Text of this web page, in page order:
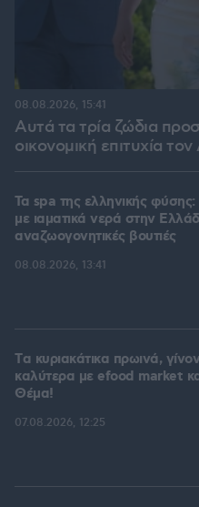
Αυτά τα τρία ζώδια
οικονομική επιτυχία
08.08.2026, 15:41
Τα spa της ελληνικής
με ιαματικά νερά στην
αναζωογονητικές βουτιές
08.08.2026, 13:41
Tα κυριακάτικα πρωινά,
καλύτερα με efood market
Θέμα!
07.08.2026, 12:25